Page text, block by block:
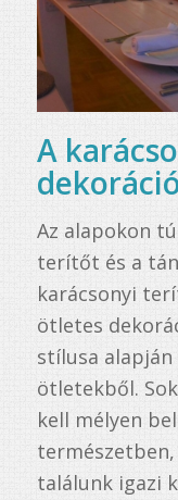
A
Az alapokon
terítőt és a
karácsonyi
ötletes
stílusa
ötletekből.
kell mélyen
találunk igazi